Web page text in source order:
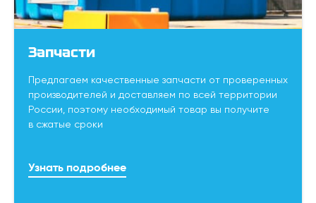
Запчасти
Предлагаем качественные запчасти от проверенных
производителей и доставляем по всей территории
России, поэтому необходимый товар вы получите
в сжатые сроки
Узнать подробнее